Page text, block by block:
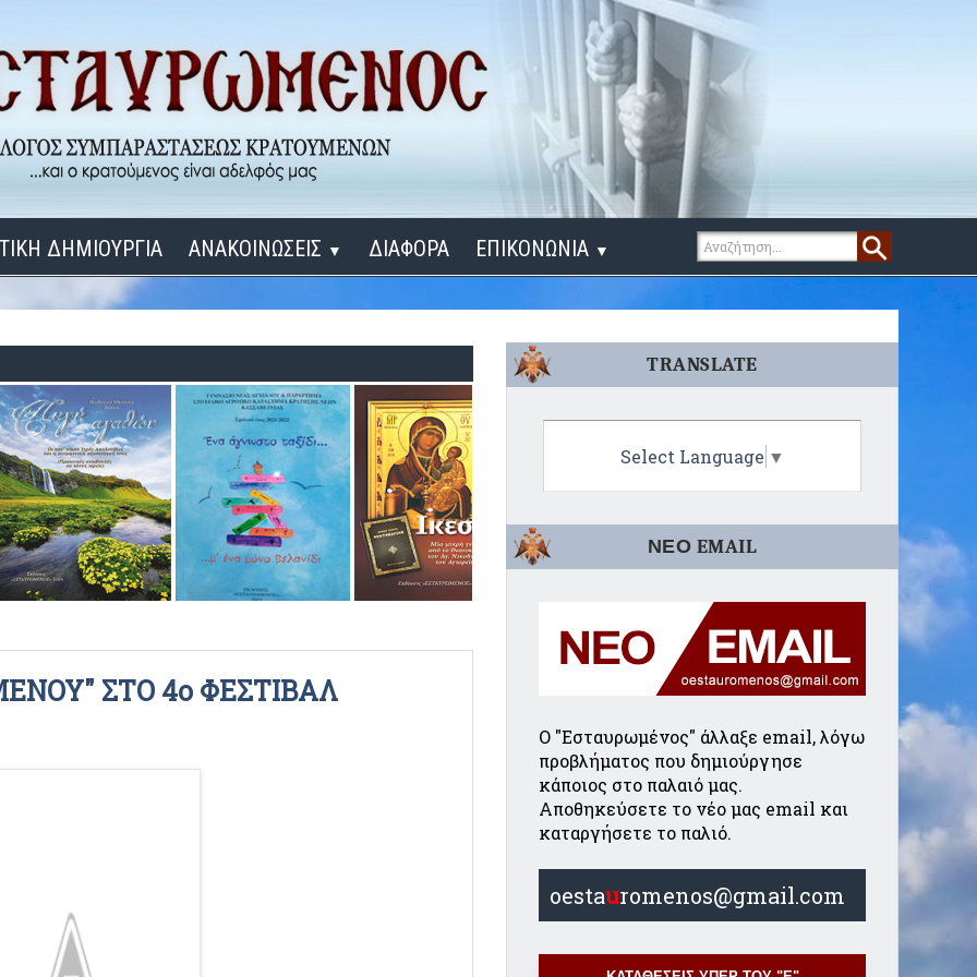
ΔΗΜΙΟΥΡΓΙΑ ΑΝΑΚΟΙΝΩΣΕΙΣ ▼
ΔΙΔΑΞΟΝ ΜΕ, ΚΥΡΙΕ
ΓΙΑ ΤΟΥΣ ΜΙΚΡΟΥΣ ΜΑΣ ΦΙΛΟΥΣ
ΡΑΔΙΟΦΩΝΙΚΕΣ ΕΚΠΟΜΠΕΣ
ΒΙΝΤΕΟ
ΔΙΑΦΟΡΑ ΕΠΙΚΟΝΩΝΙΑ ▼
ΣΤΟ 4ο ΦΕΣΤΙΒΑΛ
TRANSLATE
Select Language ▼
ΝΕΟ EMAIL
Ο "Εσταυρωμένος" άλλαξε email, λόγω
προβλήματος που δημιούργησε
κάποιος στο παλαιό μας.
Αποθηκεύσετε το νέο μας email και
καταργήσετε το παλιό.
oestauromenos@gmail.com